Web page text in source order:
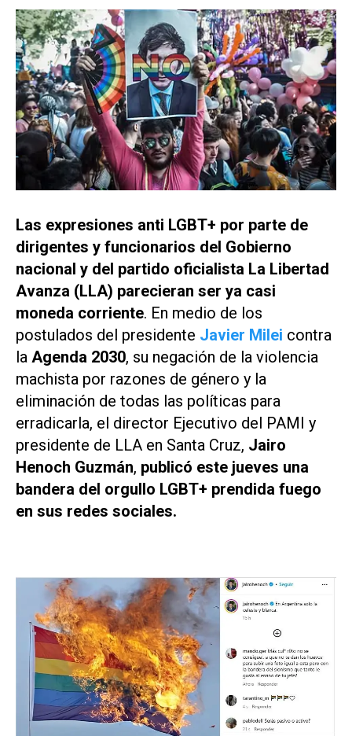
Las expresiones anti LGBT+ por parte de
dirigentes y funcionarios del Gobierno
nacional y del partido oficialista La Libertad
Avanza (LLA) parecieran ser ya casi
moneda corriente. En medio de los
postulados del presidente Javier Milei contra
la Agenda 2030, su negación de la violencia
machista por razones de género y la
eliminación de todas las políticas para
erradicarla, el director Ejecutivo del PAMI y
presidente de LLA en Santa Cruz, Jairo
Henoch Guzmán, publicó este jueves una
bandera del orgullo LGBT+ prendida fuego
en sus redes sociales.